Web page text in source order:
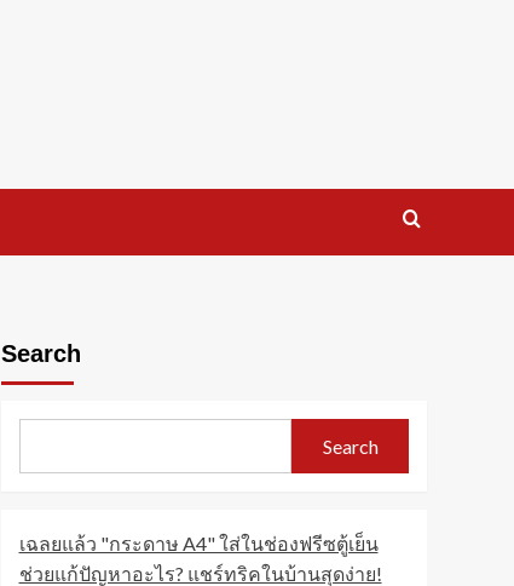
Search
Search
เฉลยแล้ว "กระดาษ A4" ใส่ในช่องฟรีซตู้เย็น
ช่วยแก้ปัญหาอะไร? แชร์ทริคในบ้านสุดง่าย!